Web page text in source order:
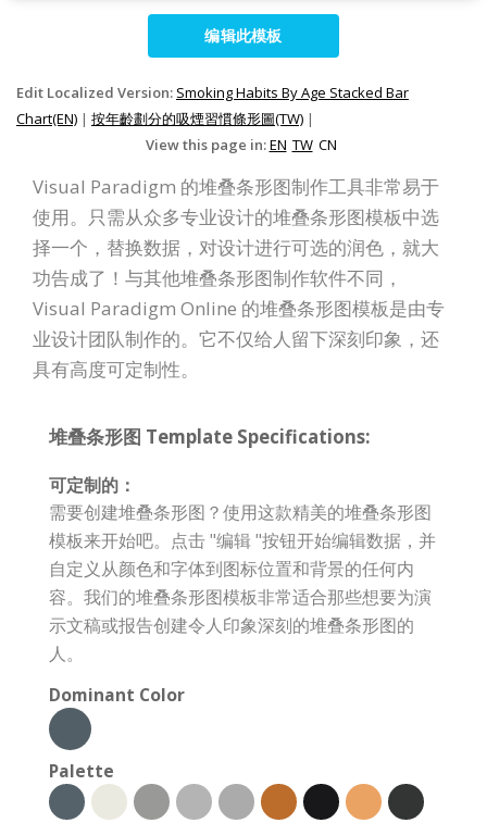
编辑此模板
Edit Localized Version: Smoking Habits By Age Stacked Bar
Chart(EN) | 按年齡劃分的吸煙習慣條形圖(TW) |
View this page in:EN TW CN
Visual Paradigm 的堆叠条形图制作工具非常易于
使用。只需从众多专业设计的堆叠条形图模板中选
择一个，替换数据，对设计进行可选的润色，就大
功告成了！与其他堆叠条形图制作软件不同，
Visual Paradigm Online 的堆叠条形图模板是由专
业设计团队制作的。它不仅给人留下深刻印象，还
具有高度可定制性。
堆叠条形图 Template Specifications:
可定制的：
需要创建堆叠条形图？使用这款精美的堆叠条形图
模板来开始吧。点击 "编辑 "按钮开始编辑数据，并
自定义从颜色和字体到图标位置和背景的任何内
容。我们的堆叠条形图模板非常适合那些想要为演
示文稿或报告创建令人印象深刻的堆叠条形图的
人。
Dominant Color
Palette